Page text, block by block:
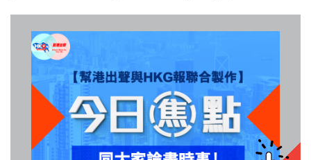
聯絡我們